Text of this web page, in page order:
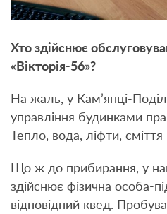
Хто здійснює
«Вікторія-56»?
На жаль, у Кам’янці-
управління будинками
Тепло, вода, ліфти,
Що ж до прибирання, у
здійснює фізична особа-
відповідний квед.